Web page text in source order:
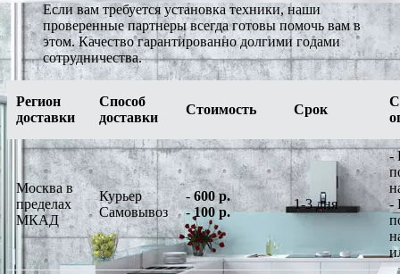
Если вам требуется установка техники, наши
проверенные партнеры всегда готовы помочь вам в
этом. Качество гарантированно долгими годами
сотрудничества.
Регион
доставки
Способ
доставки
Стоимость Срок
Москва в
пределах
МКАД
Курьер
Самовывоз
-600 р.
-100 р.
1-3 дня
-
-